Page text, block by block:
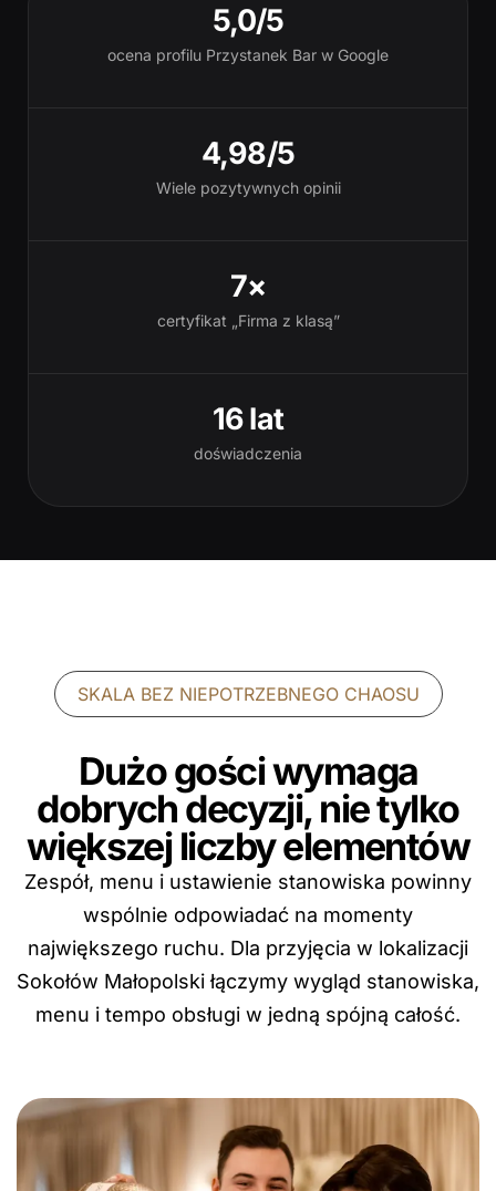
5,0/5
ocena profilu Przystanek Bar w Google
4,98/5
Wiele pozytywnych opinii
7×
certyfikat „Firma z klasą”
16 lat
doświadczenia
SKALA BEZ NIEPOTRZEBNEGO CHAOSU
Dużo gości wymaga
dobrych decyzji, nie tylko
większej liczby elementów
Zespół, menu i ustawienie stanowiska powinny
wspólnie odpowiadać na momenty
największego ruchu. Dla przyjęcia w lokalizacji
Sokołów Małopolski łączymy wygląd stanowiska,
menu i tempo obsługi w jedną spójną całość.